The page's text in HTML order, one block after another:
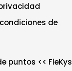
de
puntos << FleKys